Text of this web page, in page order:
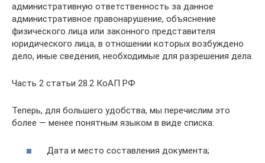
административную ответственность за данное
административное правонарушение, объяснение
физического лица или законного представителя
юридического лица, в отношении которых возбуждено
дело, иные сведения, необходимые для разрешения дела.
Часть 2 статьи 28.2 КоАП РФ
Теперь, для большего удобства, мы перечислим это
более — менее понятным языком в виде списка:
Дата и место составления документа;